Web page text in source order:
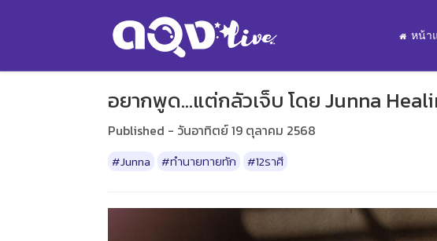
หน้า
อยากพูด…แต่กลัวเจ็บ โดย Junna
Published - วันอาทิตย์ 19 ตุลาคม 2568
#Junna #ทำนายทายทัก #12ราศี